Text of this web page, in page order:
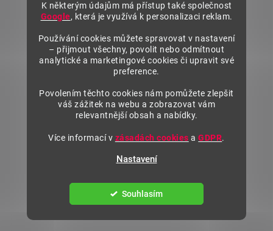
K některým údajům má přístup také společnost
Google, která je využívá k personalizaci reklam.
Používání cookies můžete spravovat v nastavení
– přijmout všechny, povolit nebo odmítnout
analytické a marketingové cookies či upravit své
preference.
Povolením těchto cookies nám pomůžete zlepšit
váš zážitek na webu a zobrazovat vám
relevantnější obsah a nabídky.
Více informací v zásadách cookies aGDPR.
Nastavení
Souhlasím